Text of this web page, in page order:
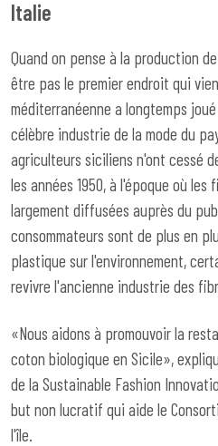
Italie
Quand on pense à la production
être pas le premier endroit qui
méditerranéenne a longtemps
célèbre industrie de la mode du
agriculteurs siciliens n'ont cessé
les années 1950, à l'époque où
largement diffusées auprès du
consommateurs sont de plus en
plastique sur l'environnement,
revivre l'ancienne industrie des
«Nous aidons à promouvoir la
coton biologique en Sicile»,
de la Sustainable Fashion
but non lucratif qui aide le
l'île.